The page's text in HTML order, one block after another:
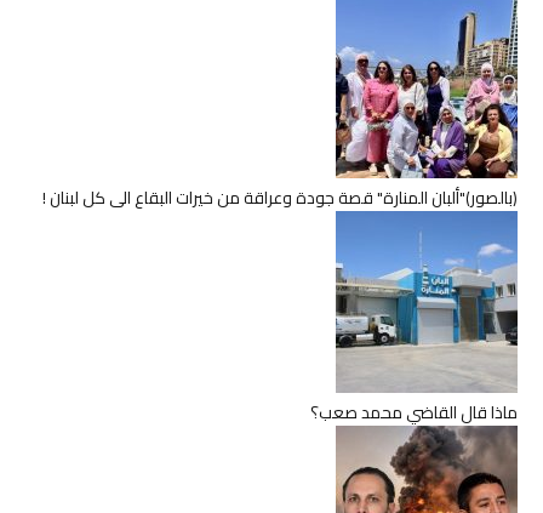
(بالصور)"ألبان المنارة" قصة جودة وعراقة من خيرات البقاع الى كل لبنان !
ماذا قال القاضي محمد صعب؟